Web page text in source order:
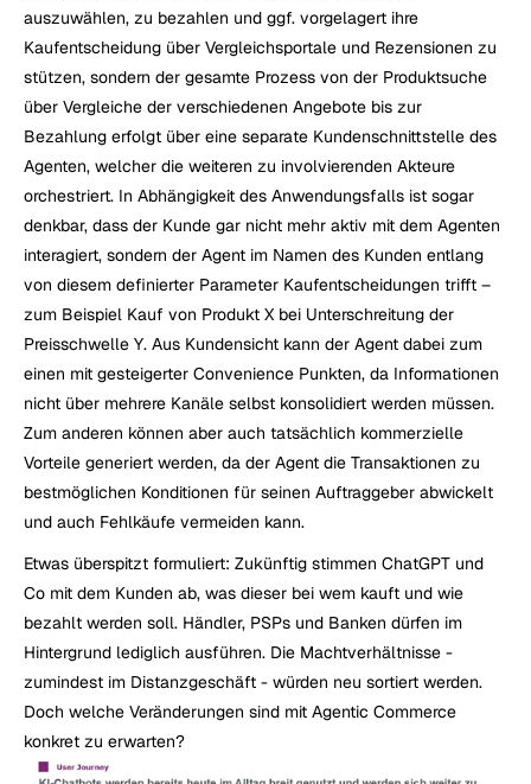
auszuwählen, zu bezahlen und ggf. vorgelagert ihre
Kaufentscheidung über Vergleichsportale und Rezensionen zu
stützen, sondern der gesamte Prozess von der Produktsuche
über Vergleiche der verschiedenen Angebote bis zur
Bezahlung erfolgt über eine separate Kundenschnittstelle des
Agenten, welcher die weiteren zu involvierenden Akteure
orchestriert. In Abhängigkeit des Anwendungsfalls ist sogar
denkbar, dass der Kunde gar nicht mehr aktiv mit dem Agenten
interagiert, sondern der Agent im Namen des Kunden entlang
von diesem definierter Parameter Kaufentscheidungen trifft –
zum Beispiel Kauf von Produkt X bei Unterschreitung der
Preisschwelle Y. Aus Kundensicht kann der Agent dabei zum
einen mit gesteigerter Convenience Punkten, da Informationen
nicht über mehrere Kanäle selbst konsolidiert werden müssen.
Zum anderen können aber auch tatsächlich kommerzielle
Vorteile generiert werden, da der Agent die Transaktionen zu
bestmöglichen Konditionen für seinen Auftraggeber abwickelt
und auch Fehlkäufe vermeiden kann.
Etwas überspitzt formuliert: Zukünftig stimmen ChatGPT und
Co mit dem Kunden ab, was dieser bei wem kauft und wie
bezahlt werden soll. Händler, PSPs und Banken dürfen im
Hintergrund lediglich ausführen. Die Machtverhältnisse -
zumindest im Distanzgeschäft - würden neu sortiert werden.
Doch welche Veränderungen sind mit Agentic Commerce
konkret zu erwarten?